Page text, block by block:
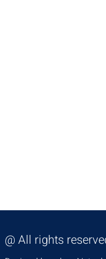
@ All rights